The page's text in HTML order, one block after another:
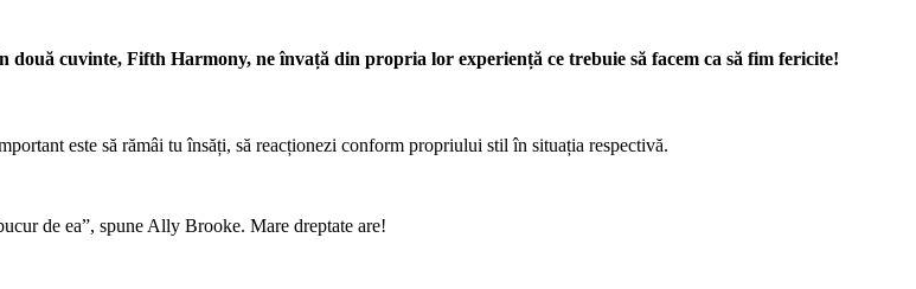
două cuvinte, Fifth Harmony, ne învață din propria lor experiență ce trebuie să facem ca să fim fericite!
este să rămâi tu însăți, să reacționezi conform propriului stil în situația respectivă.
de ea”, spune Ally Brooke. Mare dreptate are!